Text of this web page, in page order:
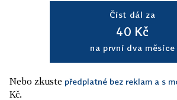
Číst dál za
40 Kč
na první dva měsíce
Nebo zkuste předplatné bez reklam a s
Kč.